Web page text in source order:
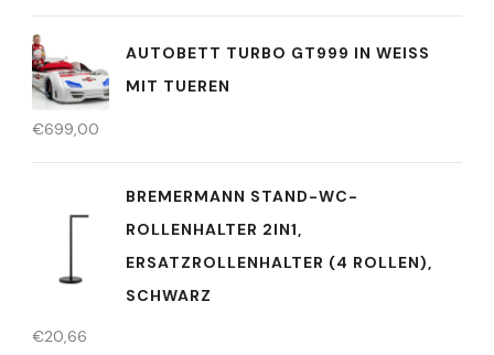
AUTOBETT TURBO GT999 IN WEISS
MIT TUEREN
€699,00
BREMERMANN STAND-WC-
ROLLENHALTER 2IN1,
ERSATZROLLENHALTER (4 ROLLEN),
SCHWARZ
€20,66